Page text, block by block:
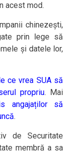
acest mod.
chinezești,
prin lege să
și datele lor,
ce vrea SUA să
propriu. Mai
angajaților să
.
de Securitate
membră a sa